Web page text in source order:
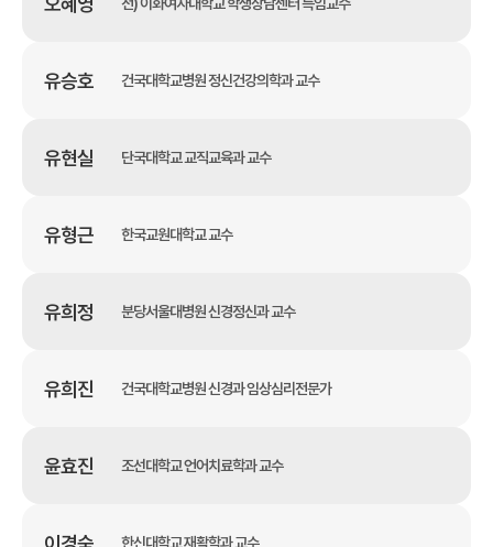
유승호 건국대학교병원 정신건강의학과 교수
유현실 단국대학교 교직교육과 교수
유형근 한국교원대학교 교수
유희정 분당서울대병원 신경정신과 교수
유희진 건국대학교병원 신경과 임상심리전문가
윤효진 조선대학교 언어치료학과 교수
한신대학교 재활학과 교수